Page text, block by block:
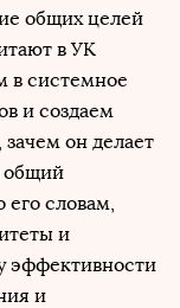
общих целей
в УК
в системное
и создаем
он делает
общий
его словам,
и
эффективности
и